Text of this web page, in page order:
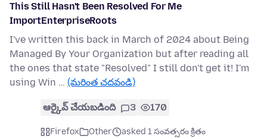
This Still Hasn't Been Resolved For Me
ImportEnterpriseRoots
I've written this back in March of 2024 about Being
Managed By Your Organization but after reading all
the ones that state "Resolved" I still don't get it! I'm
using Win … (మరింత చదవండి)
ఆర్కైవ్ చేయబడింది 3 170
Firefox Other
asked 1 సంవత్సరం క్రితం